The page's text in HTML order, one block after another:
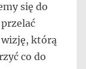
się do
wizję, którą
co do